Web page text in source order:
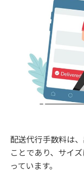
配送代行手数料は
ことであり、サイ
っています。